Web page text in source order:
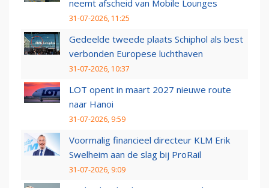
neemt afscheid van Mobile Lounges
31-07-2026, 11:25
Gedeelde tweede plaats Schiphol als best
verbonden Europese luchthaven
31-07-2026, 10:37
LOT opent in maart 2027 nieuwe route
naar Hanoi
31-07-2026, 9:59
Voormalig financieel directeur KLM Erik
Swelheim aan de slag bij ProRail
31-07-2026, 9:09